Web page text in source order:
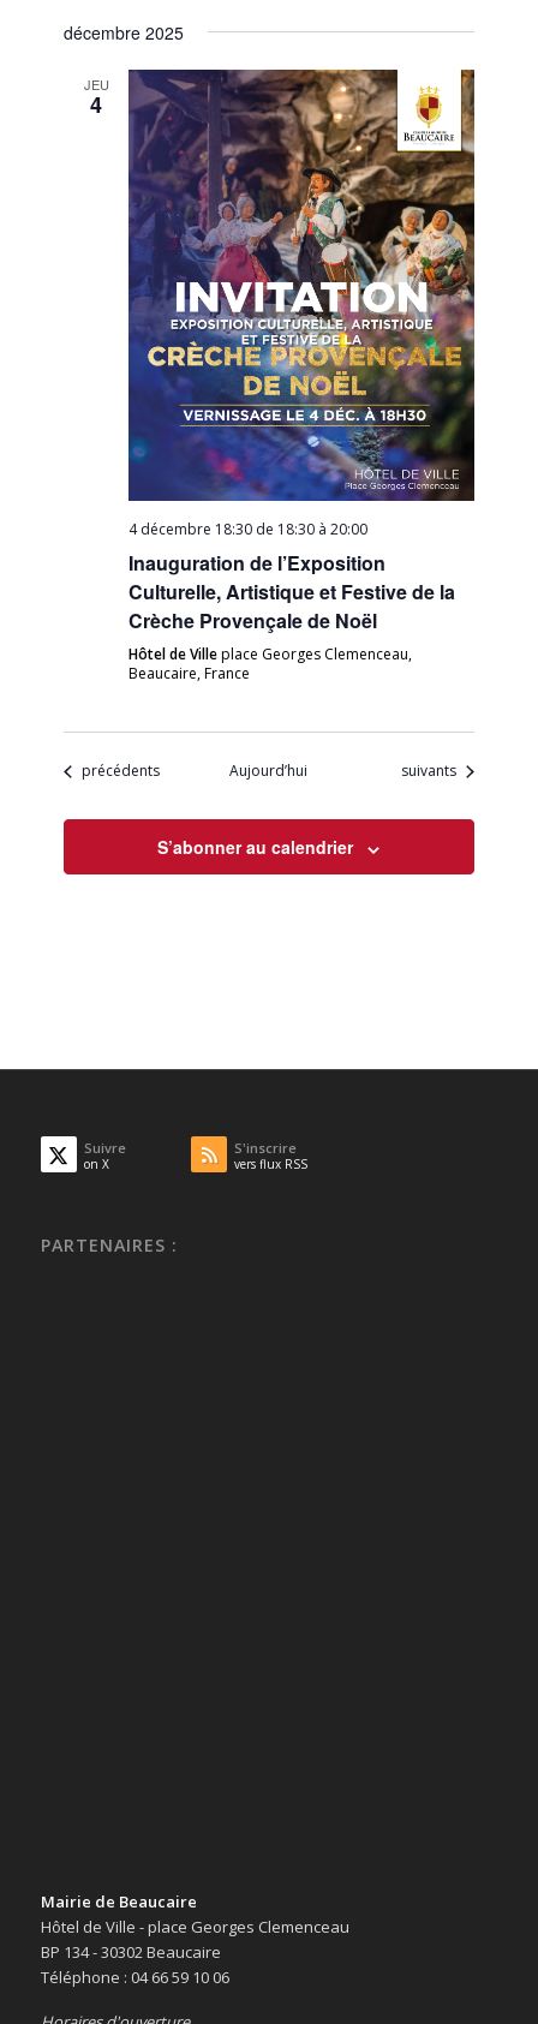
décembre 2025
JEU
4
4 décembre 18:30 de 18:30 à20:00
Inauguration de l’Exposition
Culturelle, Artistique et Festive de la
Crèche Provençale de Noël
Hôtel de Villeplace Georges Clemenceau,
Beaucaire, France
Évènements
précédents Aujourd’hui Évènements
suivants
S’abonner au calendrier
Suivre
on X
S'inscrire
vers flux RSS
PARTENAIRES :
Mairie de Beaucaire
Hôtel de Ville - place Georges Clemenceau
BP 134 - 30302 Beaucaire
Téléphone : 04 66 59 10 06